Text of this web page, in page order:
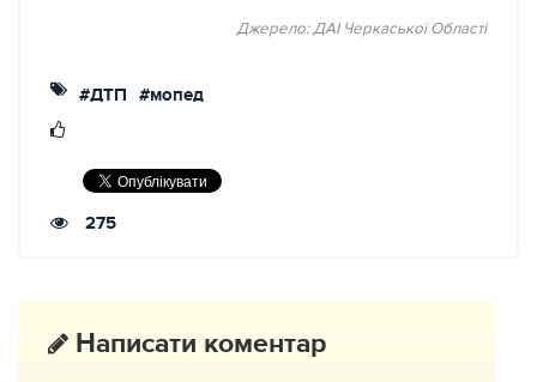
Джерело: ДАI Черкаської Областi
#ДТП #мопед
275
Написати коментар